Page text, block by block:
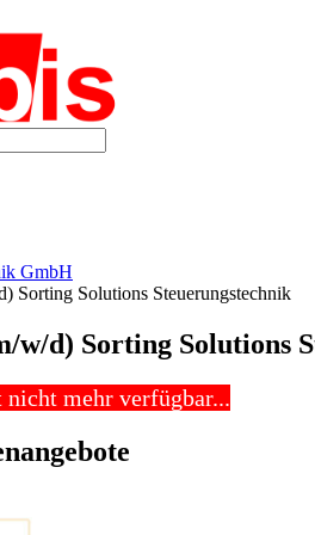
GmbH
Sorting Solutions Steuerungstechnik
w/d) Sorting Solutions
mehr verfügbar...